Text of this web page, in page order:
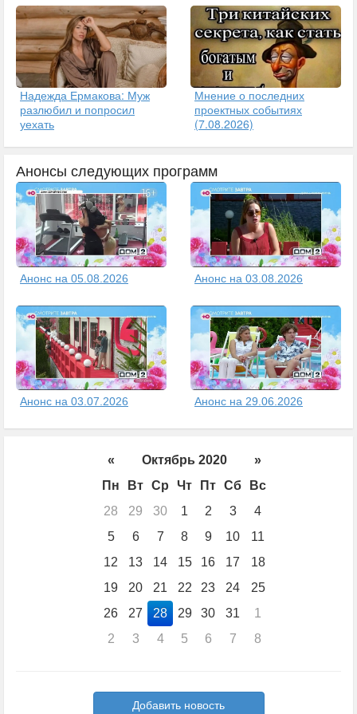
Надежда Ермакова: Муж
разлюбил и попросил
уехать
Мнение о последних
проектных событиях
(7.08.2026)
Анонсы следующих программ
Анонс на 05.08.2026 Анонс на 03.08.2026
Анонс на 03.07.2026 Анонс на 29.06.2026
« Октябрь 2020
»
Пн
Вт Ср Чт Пт Сб
Вс
28
29 30 1 2 3
4
5
6 7 8 9 10
11
12
13 14 15 16 17
18
19
20 21 22 23 24
25
26
27 28 29 30 31
1
2
3 4 5 6 7 8
Добавить новость